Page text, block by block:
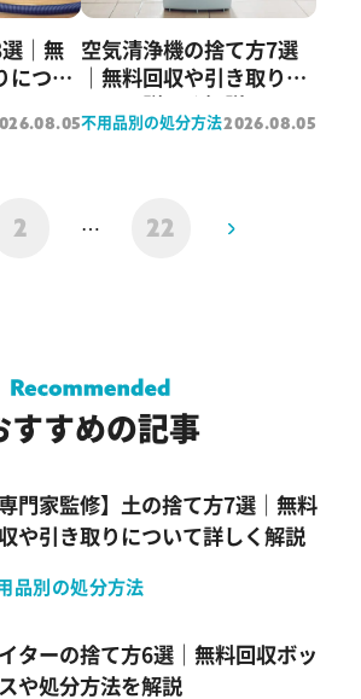
｜無
につい
空気清浄機の捨て方7選
｜無料回収や引き取りに
ついて詳しく解説
不用品別の処分方法2026.08.05
2 … 22
すすめの記事
専門家監修】土の捨て方7選｜無料
や引き取りについて詳しく解説
品別の処分方法
ターの捨て方6選｜無料回収ボッ
や処分方法を解説